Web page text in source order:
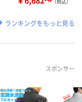
ランキングをもっと見る
スポンサー